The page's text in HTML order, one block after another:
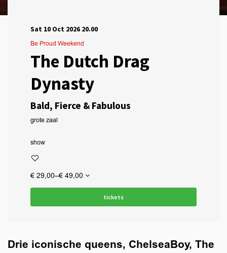
The Dutch Drag
Dynasty
Bald, Fierce & Fabulous
Be Proud Weekend
Sat 10 Oct 2026 20.00
grote zaal
show
€ 29,00–€ 49,00
tickets
Drie iconische queens, ChelseaBoy, The